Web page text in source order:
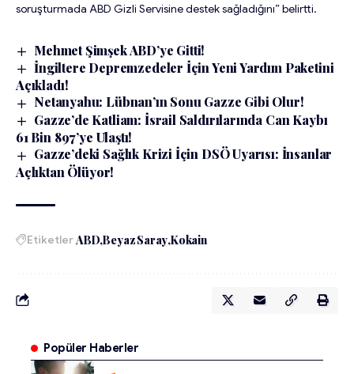
soruşturmada ABD Gizli Servisine destek sağladığını” belirtti.
Mehmet Şimşek ABD’ye Gitti!
İngiltere Depremzedeler İçin Yeni Yardım Paketini
Açıkladı!
Netanyahu: Lübnan’ın Sonu Gazze Gibi Olur!
Gazze’de Katliam: İsrail Saldırılarında Can Kaybı
61 Bin 897’ye Ulaştı!
Gazze’deki Sağlık Krizi İçin DSÖ Uyarısı: İnsanlar
Açlıktan Ölüyor!
EtiketlerABD Beyaz Saray Kokain
Popüler Haberler